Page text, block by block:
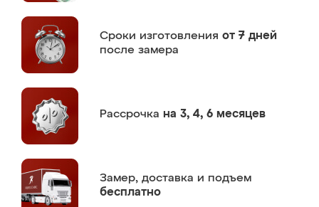
Сроки изготовления от 7 дней
после замера
Рассрочка на 3, 4, 6 месяцев
Замер, доставка и подъем
бесплатно